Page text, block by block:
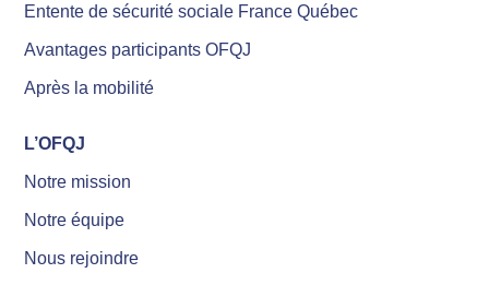
Entente de sécurité sociale France Québec
Avantages participants OFQJ
Après la mobilité
L’OFQJ
Notre mission
Notre équipe
Nous rejoindre